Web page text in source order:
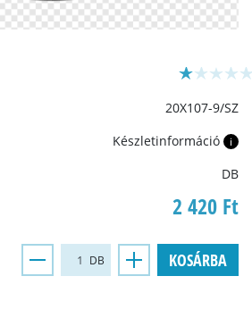
20X107-9/SZ
Készletinformáció i
DB
2 420 Ft
DB KOSÁRBA